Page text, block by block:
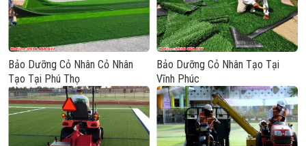
Bảo Dưỡng Cỏ Nhân Cỏ Nhân
Tạo Tại Phú Thọ
Bảo Dưỡng Cỏ Nhân Tạo Tại
Vĩnh Phúc